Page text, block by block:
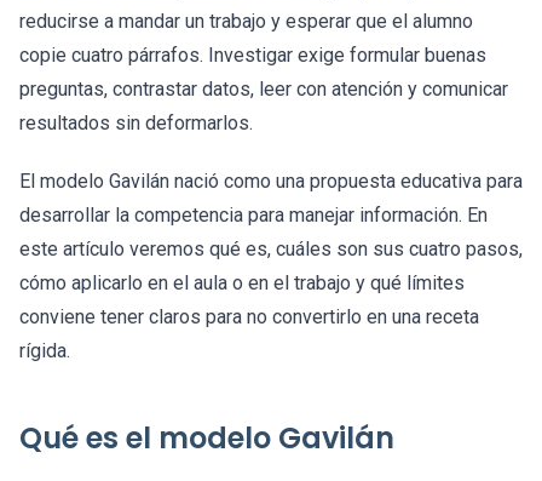
reducirse a mandar un trabajo y esperar que el alumno
copie cuatro párrafos. Investigar exige formular buenas
preguntas, contrastar datos, leer con atención y comunicar
resultados sin deformarlos.
El modelo Gavilán nació como una propuesta educativa para
desarrollar la competencia para manejar información. En
este artículo veremos qué es, cuáles son sus cuatro pasos,
cómo aplicarlo en el aula o en el trabajo y qué límites
conviene tener claros para no convertirlo en una receta
rígida.
Qué es el modelo Gavilán